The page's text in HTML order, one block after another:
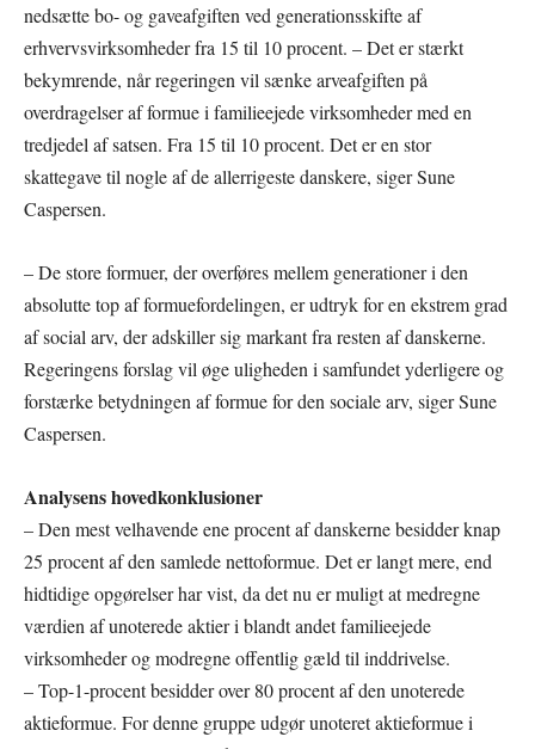
nedsætte bo- og gaveafgiften ved generationsskifte af
erhvervsvirksomheder fra 15 til 10 procent. – Det er stærkt
bekymrende, når regeringen vil sænke arveafgiften på
overdragelser af formue i familieejede virksomheder med en
tredjedel af satsen. Fra 15 til 10 procent. Det er en stor
skattegave til nogle af de allerrigeste danskere, siger Sune
Caspersen.
– De store formuer, der overføres mellem generationer i den
absolutte top af formuefordelingen, er udtryk for en ekstrem grad
af social arv, der adskiller sig markant fra resten af danskerne.
Regeringens forslag vil øge uligheden i samfundet yderligere og
forstærke betydningen af formue for den sociale arv, siger Sune
Caspersen.
Analysens hovedkonklusioner
– Den mest velhavende ene procent af danskerne besidder knap
25 procent af den samlede nettoformue. Det er langt mere, end
hidtidige opgørelser har vist, da det nu er muligt at medregne
værdien af unoterede aktier i blandt andet familieejede
virksomheder og modregne offentlig gæld til inddrivelse.
– Top-1-procent besidder over 80 procent af den unoterede
aktieformue. For denne gruppe udgør unoteret aktieformue i